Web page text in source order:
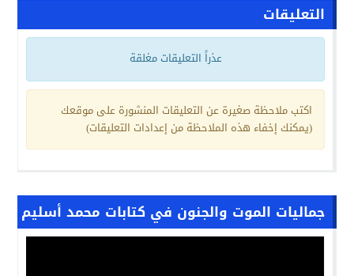
التعليقات
عذراً التعليقات مغلقة
اكتب ملاحظة صغيرة عن التعليقات المنشورة على موقعك
(يمكنك إخفاء هذه الملاحظة من إعدادات التعليقات)
جماليات الموت والجنون في كتابات محمد أسليم
مشغل